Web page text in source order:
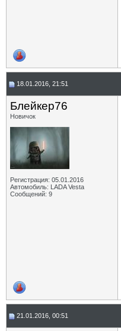
18.01.2016, 21:51
Блейкер76
Новичок
Регистрация: 05.01.2016
Автомобиль: LADA Vesta
Сообщений: 9
21.01.2016, 00:51